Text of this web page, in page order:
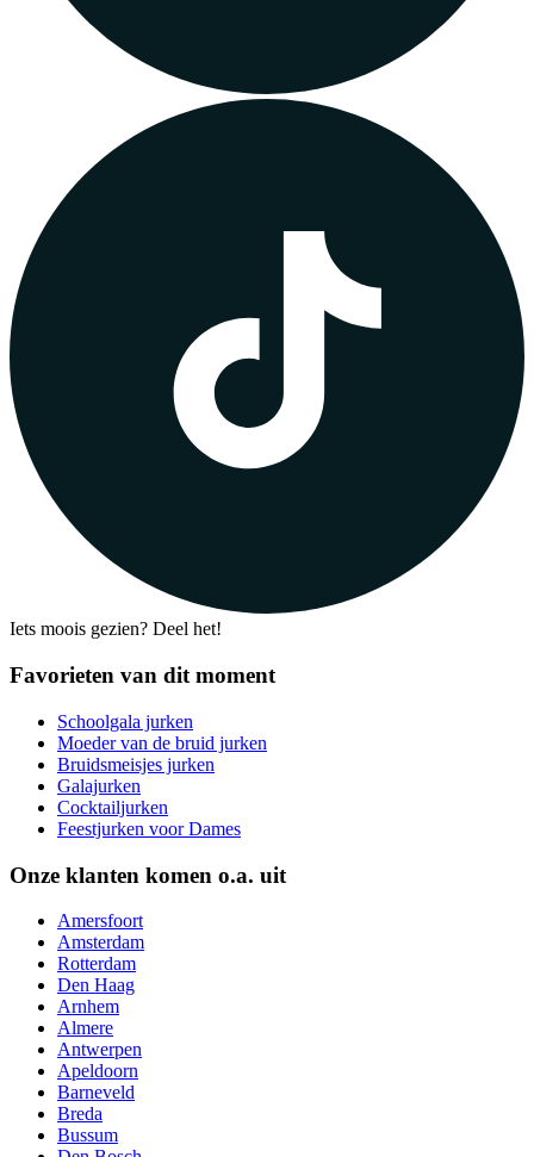
Iets moois gezien? Deel het!
Favorieten van dit moment
Schoolgala jurken
Moeder van de bruid jurken
Bruidsmeisjes jurken
Galajurken
Cocktailjurken
Feestjurken voor Dames
Onze klanten komen o.a. uit
Amersfoort
Amsterdam
Rotterdam
Den Haag
Arnhem
Almere
Antwerpen
Apeldoorn
Barneveld
Breda
Bussum